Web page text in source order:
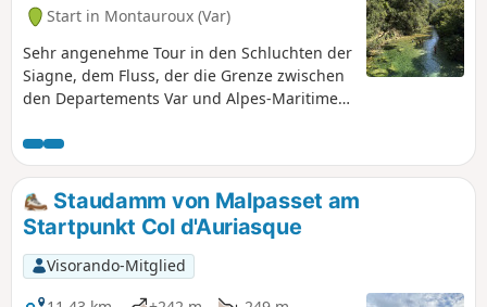
Start in Montauroux (Var)
Sehr angenehme Tour in den Schluchten der
Siagne, dem Fluss, der die Grenze zwischen
den Departements Var und Alpes-Maritimes
Abstecher zum Heiligtum der
bemerkenswerten Eichen diese Tour
angenehm ab.
Staudamm von Malpasset am
Startpunkt Col d'Auriasque
Visorando-Mitglied